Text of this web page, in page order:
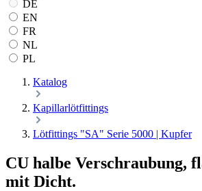
DE
EN
FR
NL
PL
Katalog
Kapillarlötfittings
Lötfittings "SA" Serie 5000 | Kupfer
CU halbe Verschraubung,
mit Dicht.